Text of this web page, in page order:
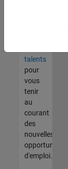
talents
pour
vous
tenir
au
courant
des
nouvelles
opportunités
d'emploi.